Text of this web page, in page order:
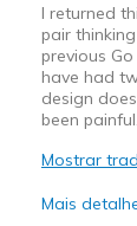
I returned
pair
previous
have had
design
been painful.
Mostrar
Mais